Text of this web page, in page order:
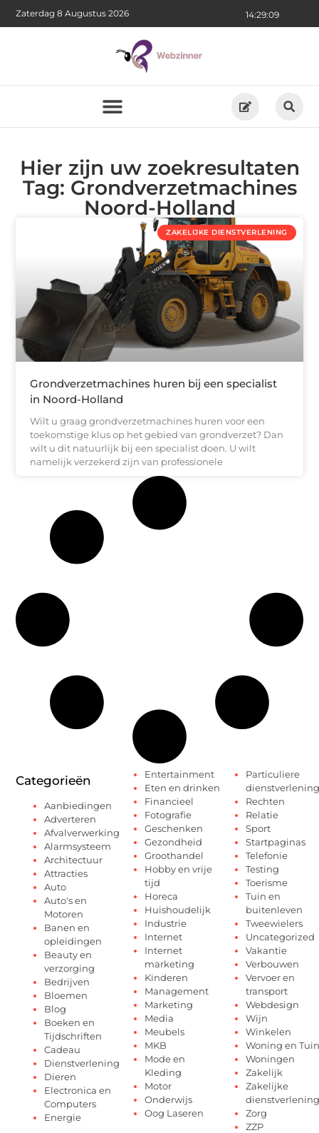
14:29:10
Zaterdag 8 Augustus 2026
Hier zijn uw zoekresultaten
Tag: Grondverzetmachines
Noord-Holland
ZAKELIJKE DIENSTVERLENING
Grondverzetmachines huren bij een specialist
in Noord-Holland
Wilt u graag grondverzetmachines huren voor een
toekomstige klus op het gebied van grondverzet? Dan
wilt u dit natuurlijk bij een specialist doen. U wilt
namelijk verzekerd zijn van professionele
Categorieën
Aanbiedingen
Adverteren
Afvalverwerking
Alarmsysteem
Architectuur
Attracties
Auto
Auto's en
Motoren
Banen en
opleidingen
Beauty en
verzorging
Bedrijven
Bloemen
Blog
Boeken en
Tijdschriften
Cadeau
Dienstverlening
Dieren
Electronica en
Computers
Energie
Entertainment
Eten en drinken
Financieel
Fotografie
Geschenken
Gezondheid
Groothandel
Hobby en vrije
tijd
Horeca
Huishoudelijk
Industrie
Internet
Internet
marketing
Kinderen
Management
Marketing
Media
Meubels
MKB
Mode en
Kleding
Motor
Onderwijs
Oog Laseren
Particuliere
dienstverlening
Rechten
Relatie
Sport
Startpaginas
Telefonie
Testing
Toerisme
Tuin en
buitenleven
Tweewielers
Uncategorized
Vakantie
Verbouwen
Vervoer en
transport
Webdesign
Wijn
Winkelen
Woning en Tuin
Woningen
Zakelijk
Zakelijke
dienstverlening
Zorg
ZZP